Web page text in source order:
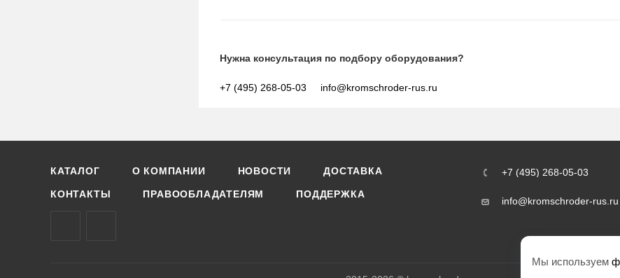
Нужна консультация по подбору оборудования?
+7 (495) 268-05-03 info@kromschroder-rus.ru
КАТАЛОГ О КОМПАНИИ НОВОСТИ ДОСТАВКА
КОНТАКТЫ ПРАВООБЛАДАТЕЛЯМ ПОДДЕРЖКА
+7 (495) 268-05-03
info@kromschroder-rus.ru
Мы используем